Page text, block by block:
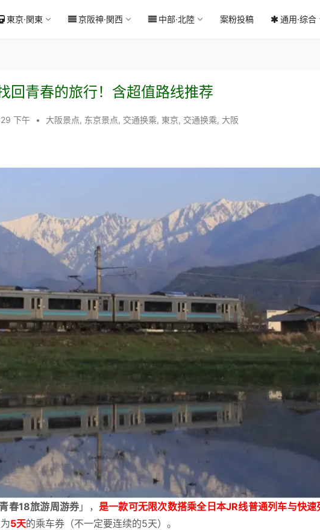
東京·関東 京阪神·関西 中部·北陸 案粉投稿 通用·综合
回青春的旅行！含超值路线推荐
下午 • 大阪景点, 东京景点, 交通换乘, 東京, 交通换乘, 大阪
青春18旅游周游券」， 是一款可无限次数搭乘全日本JR线普通列车与快速
5天的乘车券（不一定要连续的5天）。